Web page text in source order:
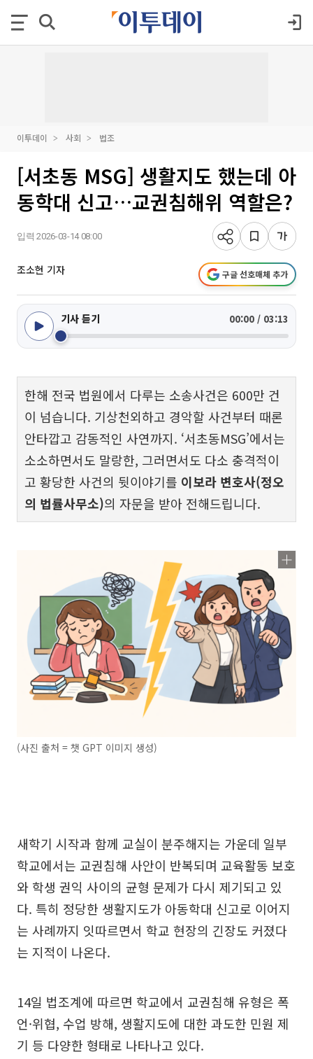
이투데이 사회 법조
[서초동 MSG] 생활지도 했는데 아
동학대 신고…교권침해위 역할은?
입력 2026-03-14 08:00
조소현 기자 구글 선호매체 추가
기사 듣기 00:00 / 03:13
한해 전국 법원에서 다루는 소송사건은 600만 건
이 넘습니다. 기상천외하고 경악할 사건부터 때론
안타깝고 감동적인 사연까지. ‘서초동MSG’에서는
소소하면서도 말랑한, 그러면서도 다소 충격적이
고 황당한 사건의 뒷이야기를 이보라 변호사(정오
의 법률사무소)의 자문을 받아 전해드립니다.
(사진 출처 = 챗 GPT 이미지 생성)
새학기 시작과 함께 교실이 분주해지는 가운데 일부
학교에서는 교권침해 사안이 반복되며 교육활동 보호
와 학생 권익 사이의 균형 문제가 다시 제기되고 있
다. 특히 정당한 생활지도가 아동학대 신고로 이어지
는 사례까지 잇따르면서 학교 현장의 긴장도 커졌다
는 지적이 나온다.
14일 법조계에 따르면 학교에서 교권침해 유형은 폭
언·위협, 수업 방해, 생활지도에 대한 과도한 민원 제
기 등 다양한 형태로 나타나고 있다.